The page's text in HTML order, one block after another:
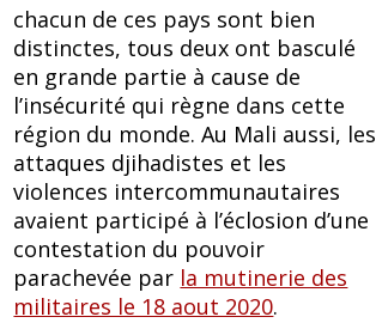
chacun de ces pays sont bien
distinctes, tous deux ont basculé
en grande partie à cause de
l’insécurité qui règne dans cette
région du monde. Au Mali aussi, les
attaques djihadistes et les
violences intercommunautaires
avaient participé à l’éclosion d’une
contestation du pouvoir
parachevée par la mutinerie des
militaires le 18 aout 2020.